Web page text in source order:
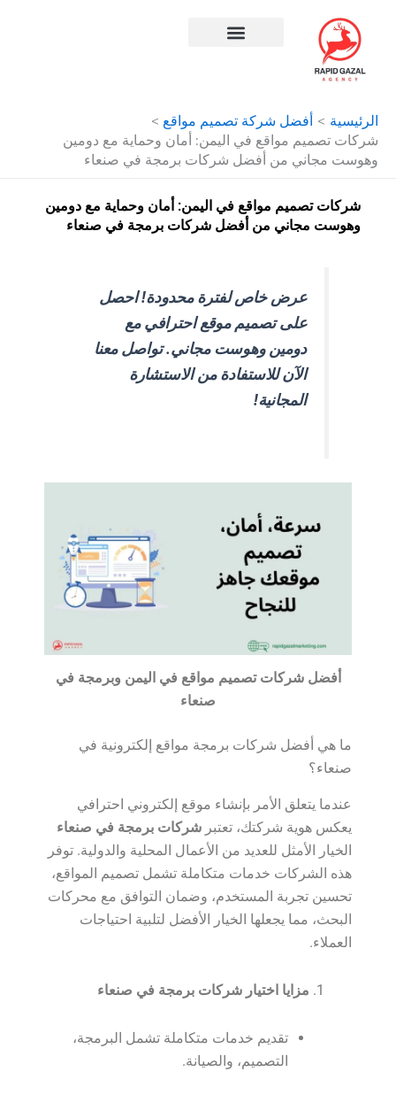
الرئيسية
أفضل شركة تصميم مواقع
شركات تصميم مواقع في اليمن: أمان وحماية مع دومين
وهوست مجاني من أفضل شركات برمجة في صنعاء
شركات تصميم مواقع في اليمن: أمان وحماية مع دومين
وهوست مجاني من أفضل شركات برمجة في صنعاء
عرض خاص لفترة محدودة! احصل
على تصميم موقع احترافي مع
دومين وهوست مجاني. تواصل معنا
الآن للاستفادة من الاستشارة
المجانية!
أفضل شركات تصميم مواقع في اليمن وبرمجة في
صنعاء
ما هي أفضل شركات برمجة مواقع إلكترونية في
صنعاء؟
عندما يتعلق الأمر بإنشاء موقع إلكتروني احترافي
يعكس هوية شركتك، تعتبرشركات برمجة في صنعاء
الخيار الأمثل للعديد من الأعمال المحلية والدولية. توفر
هذه الشركات خدمات متكاملة تشمل تصميم المواقع،
تحسين تجربة المستخدم، وضمان التوافق مع محركات
البحث، مما يجعلها الخيار الأفضل لتلبية احتياجات
العملاء.
مزايا اختيار شركات برمجة في صنعاء
تقديم خدمات متكاملة تشمل البرمجة،
التصميم، والصيانة.